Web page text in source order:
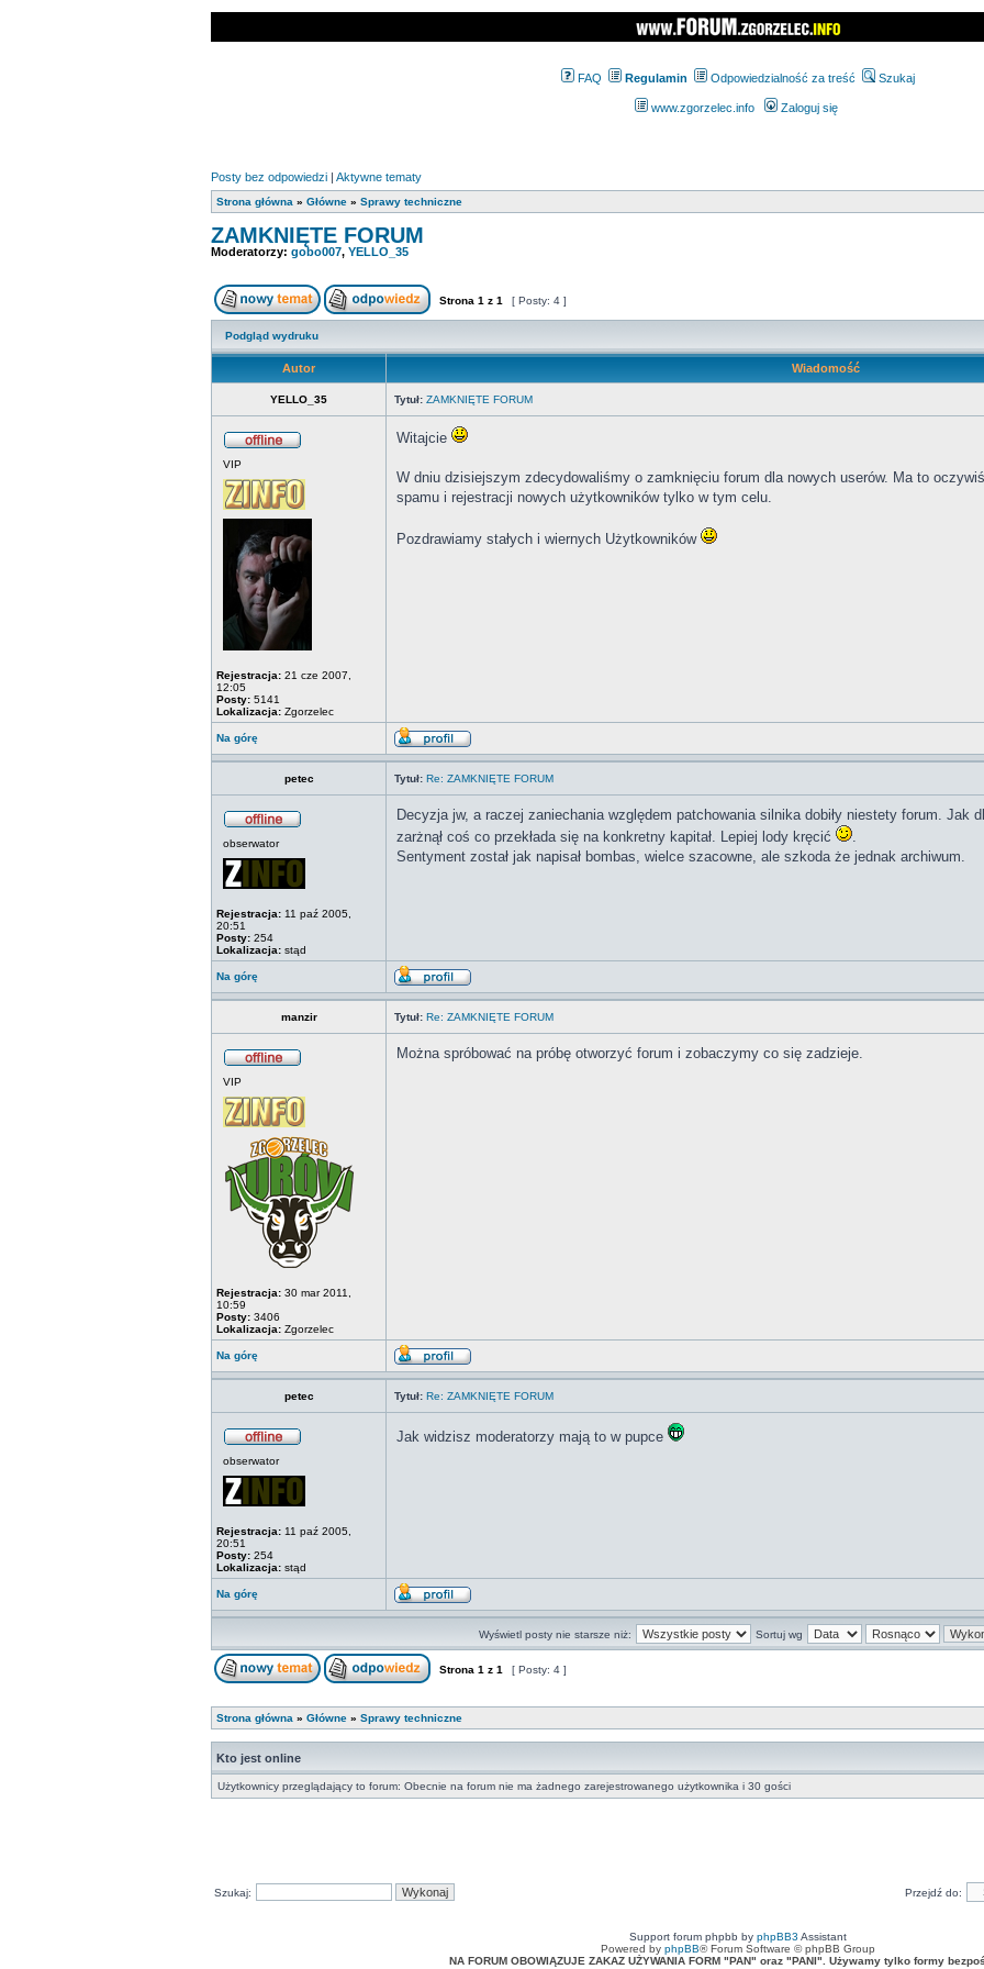
FAQ Regulamin Odpowiedzialność za treść Szukaj
www.zgorzelec.info Zaloguj się
Posty bez odpowiedzi | Aktywne tematy
Strona główna » Główne » Sprawy techniczne
ZAMKNIĘTE FORUM
Moderatorzy: gobo007, YELLO_35
Strona 1 z 1 [ Posty: 4 ]
Podgląd wydruku
Autor Wiadomość
YELLO_35 Tytuł: ZAMKNIĘTE FORUM
VIP
Rejestracja: 21 cze 2007,
12:05
Posty: 5141
Lokalizacja: Zgorzelec
Witajcie
W dniu dzisiejszym zdecydowaliśmy o zamknięciu forum dla nowych userów. Ma to
spamu i rejestracji nowych użytkowników tylko w tym celu.
Pozdrawiamy stałych i wiernych Użytkowników
Na górę
petec Tytuł: Re: ZAMKNIĘTE FORUM
obserwator
Rejestracja: 11 paź 2005,
20:51
Posty: 254
Lokalizacja: stąd
Decyzja jw, a raczej zaniechania względem patchowania silnika dobiły niestety forum. Jak
zarżnął coś co przekłada się na konkretny kapitał. Lepiej lody kręcić
.
Sentyment został jak napisał bombas, wielce szacowne, ale szkoda że jednak archiwum.
Na górę
manzir Tytuł: Re: ZAMKNIĘTE FORUM
VIP
Rejestracja: 30 mar 2011,
10:59
Posty: 3406
Lokalizacja: Zgorzelec
Można spróbować na próbę otworzyć forum i zobaczymy co się zadzieje.
Na górę
petec Tytuł: Re: ZAMKNIĘTE FORUM
obserwator
Rejestracja: 11 paź 2005,
20:51
Posty: 254
Lokalizacja: stąd
Jak widzisz moderatorzy mają to w pupce
Na górę
Wyświetl posty nie starsze niż: Sortuj wg
Strona 1 z 1 [ Posty: 4 ]
Strona główna » Główne » Sprawy techniczne
Kto jest online
Użytkownicy przeglądający to forum: Obecnie na forum nie ma żadnego zarejestrowanego użytkownika i 30 gości
Szukaj: Przejdź do:
Support forum phpbb by phpBB3 Assistant
Powered by phpBB® Forum Software © phpBB Group
NA FORUM OBOWIĄZUJE ZAKAZ UŻYWANIA FORM "PAN" oraz "PANI". Używamy tylko formy